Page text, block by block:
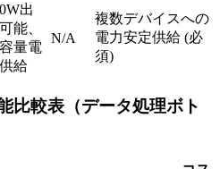
出
能、
量電
給
N/A
複数デバイスへの
電力安定供給 (必
須)
比較表（データ処理ボト